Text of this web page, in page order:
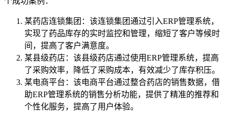
某药店连锁集团：该连锁集团通过引入ERP管理系统，
实现了药品库存的实时监控和管理，缩短了客户等候时
间，提高了客户满意度。
某县级药店：该县级药店通过使用ERP管理系统，提高
了采购效率，降低了采购成本，有效减少了库存积压。
某电商平台：该电商平台通过整合药店的销售数据，借
助ERP管理系统的销售分析功能，提供了精准的推荐和
个性化服务，提高了用户体验。